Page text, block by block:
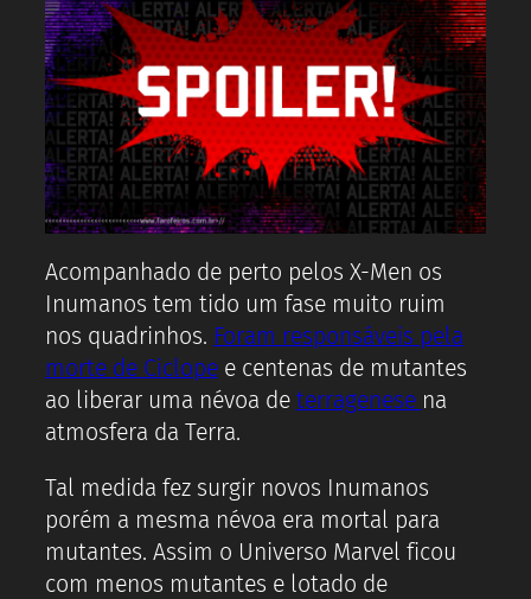
Acompanhado de perto pelos X-Men os
Inumanos tem tido um fase muito ruim
nos quadrinhos. Foram responsáveis pela
morte de Ciclopee centenas de mutantes
ao liberar uma névoa de terragenese na
atmosfera da Terra.
Tal medida fez surgir novos Inumanos
porém a mesma névoa era mortal para
mutantes. Assim o Universo Marvel ficou
com menos mutantes e lotado de